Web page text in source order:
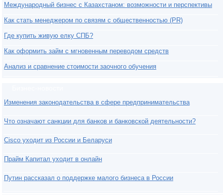
Международный бизнес с Казахстаном: возможности и перспективы
Как стать менеджером по связям с общественностью (PR)
Где купить живую елку СПБ?
Как оформить займ с мгновенным переводом средств
Анализ и сравнение стоимости заочного обучения
Изменения законодательства в сфере предпринимательства
Что означают санкции для банков и банковской деятельности?
Cisco уходит из России и Беларуси
Прайм Капитал уходит в онлайн
Путин рассказал о поддержке малого бизнеса в России